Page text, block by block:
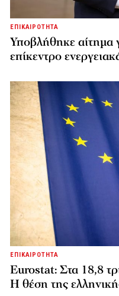
ΕΠΙΚΑΙΡΟΤΗΤΑ
Υποβλήθηκε αίτημα
επίκεντρο
ΕΠΙΚΑΙΡΟΤΗΤΑ
Eurostat: Στα 18,8
Η θέση της